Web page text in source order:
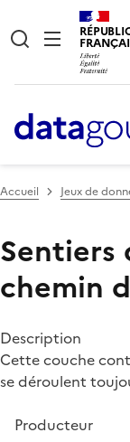
Accueil Jeux de
Sentiers
chemin
Description
Cette couche
se déroulent
Producteur